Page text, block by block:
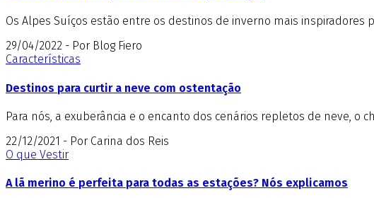
Os Alpes Suíços estão entre os destinos de inverno mais inspiradores
29/04/2022 - Por Blog Fiero
Características
Destinos para curtir a neve com ostentação
Para nós, a exuberância e o encanto dos cenários repletos de neve, o
22/12/2021 - Por Carina dos Reis
O que Vestir
A lã merino é perfeita para todas as estações? Nós explicamos